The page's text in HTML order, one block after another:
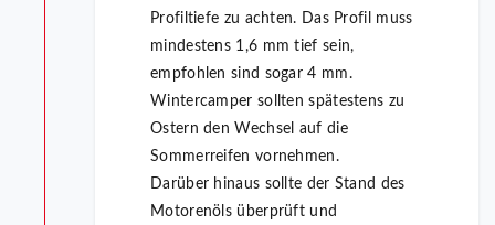
Profiltiefe zu achten. Das Profil muss
mindestens 1,6 mm tief sein,
empfohlen sind sogar 4 mm.
Wintercamper sollten spätestens zu
Ostern den Wechsel auf die
Sommerreifen vornehmen.
Darüber hinaus sollte der Stand des
Motorenöls überprüft und